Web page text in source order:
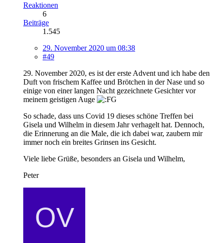
Reaktionen
6
Beiträge
1.545
29. November 2020 um 08:38
#49
29. November 2020, es ist der erste Advent und ich habe den
Duft von frischem Kaffee und Brötchen in der Nase und so
einige von einer langen Nacht gezeichnete Gesichter vor
meinem geistigen Auge
So schade, dass uns Covid 19 dieses schöne Treffen bei
Gisela und Wilhelm in diesem Jahr verhagelt hat. Dennoch,
die Erinnerung an die Male, die ich dabei war, zaubern mir
immer noch ein breites Grinsen ins Gesicht.
Viele liebe Grüße, besonders an Gisela und Wilhelm,
Peter